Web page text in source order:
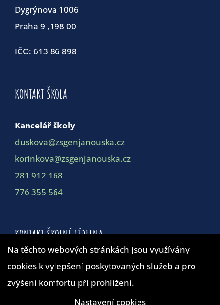
Dygrýnova 1006
Praha 9 ,198 00
IČO: 613 86 898
KONTAKT ŠKOLA
Kancelář školy
duskova@zsgenjanouska.cz
korinkova@zsgenjanouska.cz
281 912 168
776 355 564
KONTAKT ŠKOLNÍ JÍDELNA
Školní jídelna
duskova@zsgenjanouska.cz
Na těchto webových stránkách jsou využívány
cookies k vylepšení poskytovaných služeb a pro
zvýšení komfortu při prohlížení.
Nastavení cookies